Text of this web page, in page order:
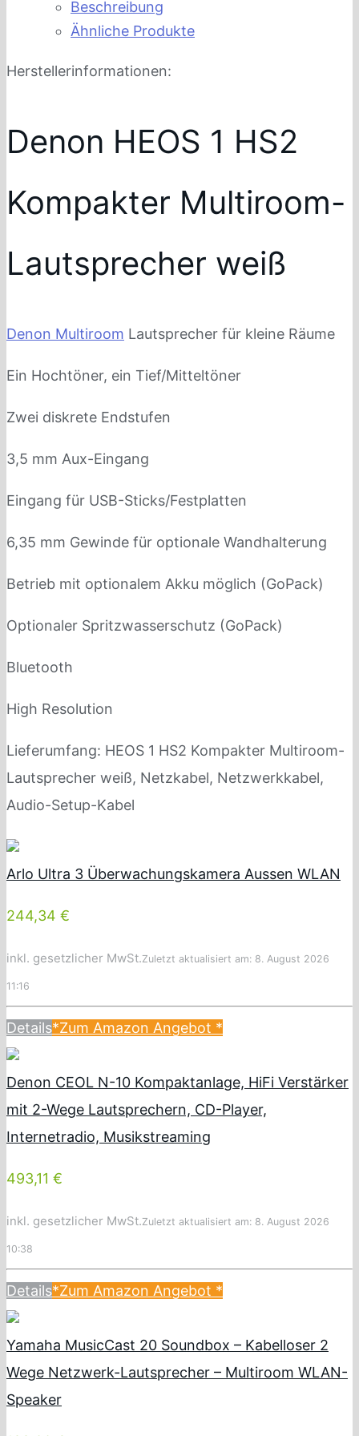
Beschreibung
Ähnliche Produkte
Herstellerinformationen:
Denon HEOS 1 HS2
Kompakter Multiroom-
Lautsprecher weiß
Denon Multiroom Lautsprecher für kleine Räume
Ein Hochtöner, ein Tief/Mitteltöner
Zwei diskrete Endstufen
3,5 mm Aux-Eingang
Eingang für USB-Sticks/Festplatten
6,35 mm Gewinde für optionale Wandhalterung
Betrieb mit optionalem Akku möglich (GoPack)
Optionaler Spritzwasserschutz (GoPack)
Bluetooth
High Resolution
Lieferumfang: HEOS 1 HS2 Kompakter Multiroom-
Lautsprecher weiß, Netzkabel, Netzwerkkabel,
Audio-Setup-Kabel
Arlo Ultra 3 Überwachungskamera Aussen WLAN
244,34 €
inkl. gesetzlicher MwSt.Zuletzt aktualisiert am: 8. August 2026
11:16
Details*Zum Amazon Angebot *
Denon CEOL N-10 Kompaktanlage, HiFi Verstärker
mit 2-Wege Lautsprechern, CD-Player,
Internetradio, Musikstreaming
493,11 €
inkl. gesetzlicher MwSt.Zuletzt aktualisiert am: 8. August 2026
10:38
Details*Zum Amazon Angebot *
Yamaha MusicCast 20 Soundbox – Kabelloser 2
Wege Netzwerk-Lautsprecher – Multiroom WLAN-
Speaker